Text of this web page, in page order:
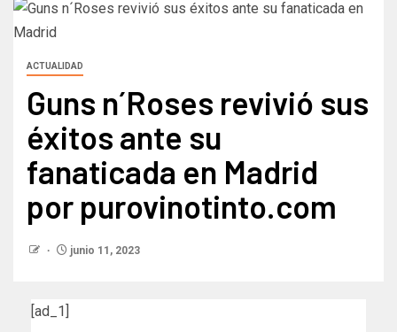
ACTUALIDAD
Guns n´Roses revivió sus
éxitos ante su
fanaticada en Madrid
por purovinotinto.com
junio 11, 2023
[ad_1]